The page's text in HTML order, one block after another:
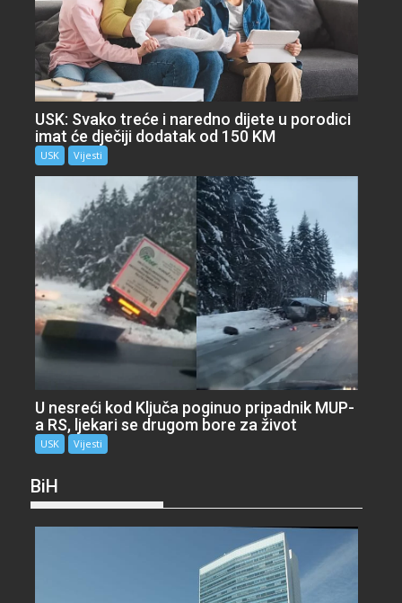
USK: Svako treće i naredno dijete u porodici
imat će dječiji dodatak od 150 KM
USK Vijesti
U nesreći kod Ključa poginuo pripadnik MUP-
a RS, ljekari se drugom bore za život
USK Vijesti
BiH